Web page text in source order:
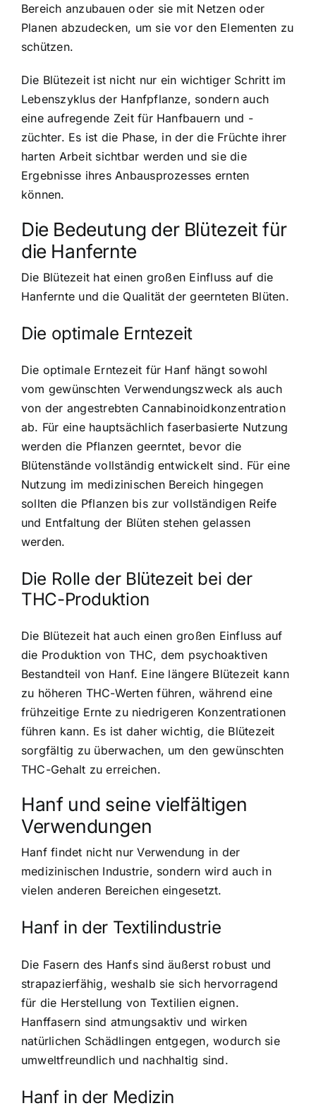
Bereich anzubauen oder sie mit Netzen oder
Planen abzudecken, um sie vor den Elementen zu
schützen.
Die Blütezeit ist nicht nur ein wichtiger Schritt im
Lebenszyklus der Hanfpflanze, sondern auch
eine aufregende Zeit für Hanfbauern und -
züchter. Es ist die Phase, in der die Früchte ihrer
harten Arbeit sichtbar werden und sie die
Ergebnisse ihres Anbausprozesses ernten
können.
Die Bedeutung der Blütezeit für
die Hanfernte
Die Blütezeit hat einen großen Einfluss auf die
Hanfernte und die Qualität der geernteten Blüten.
Die optimale Erntezeit
Die optimale Erntezeit für Hanf hängt sowohl
vom gewünschten Verwendungszweck als auch
von der angestrebten Cannabinoidkonzentration
ab. Für eine hauptsächlich faserbasierte Nutzung
werden die Pflanzen geerntet, bevor die
Blütenstände vollständig entwickelt sind. Für eine
Nutzung im medizinischen Bereich hingegen
sollten die Pflanzen bis zur vollständigen Reife
und Entfaltung der Blüten stehen gelassen
werden.
Die Rolle der Blütezeit bei der
THC-Produktion
Die Blütezeit hat auch einen großen Einfluss auf
die Produktion von THC, dem psychoaktiven
Bestandteil von Hanf. Eine längere Blütezeit kann
zu höheren THC-Werten führen, während eine
frühzeitige Ernte zu niedrigeren Konzentrationen
führen kann. Es ist daher wichtig, die Blütezeit
sorgfältig zu überwachen, um den gewünschten
THC-Gehalt zu erreichen.
Hanf und seine vielfältigen
Verwendungen
Hanf findet nicht nur Verwendung in der
medizinischen Industrie, sondern wird auch in
vielen anderen Bereichen eingesetzt.
Hanf in der Textilindustrie
Die Fasern des Hanfs sind äußerst robust und
strapazierfähig, weshalb sie sich hervorragend
für die Herstellung von Textilien eignen.
Hanffasern sind atmungsaktiv und wirken
natürlichen Schädlingen entgegen, wodurch sie
umweltfreundlich und nachhaltig sind.
Hanf in der Medizin